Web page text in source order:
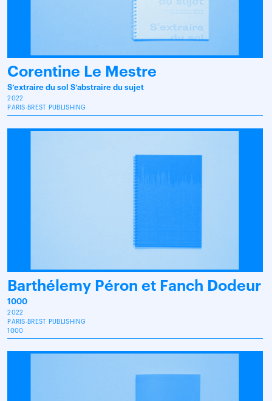
Corentine Le Mestre
S’extraire du sol S’abstraire du sujet
2022
PARIS-BREST PUBLISHING
Barthélemy Péron et Fanch Dodeur
1000
2022
PARIS-BREST PUBLISHING
1000